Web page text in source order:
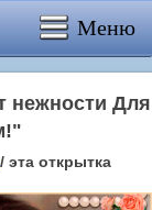
Меню
нежности Для
/ эта открытка